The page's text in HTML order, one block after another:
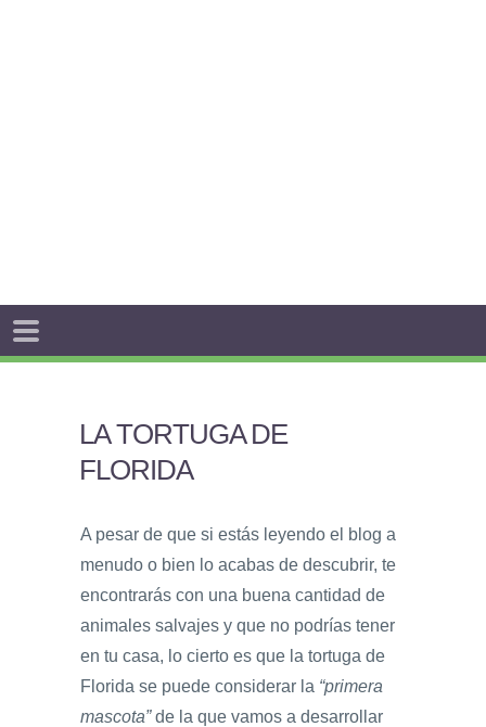
LA TORTUGA DE
FLORIDA
A pesar de que si estás leyendo el blog a
menudo o bien lo acabas de descubrir, te
encontrarás con una buena cantidad de
animales salvajes y que no podrías tener
en tu casa, lo cierto es que la tortuga de
Florida se puede considerar la “primera
mascota”de la que vamos a desarrollar